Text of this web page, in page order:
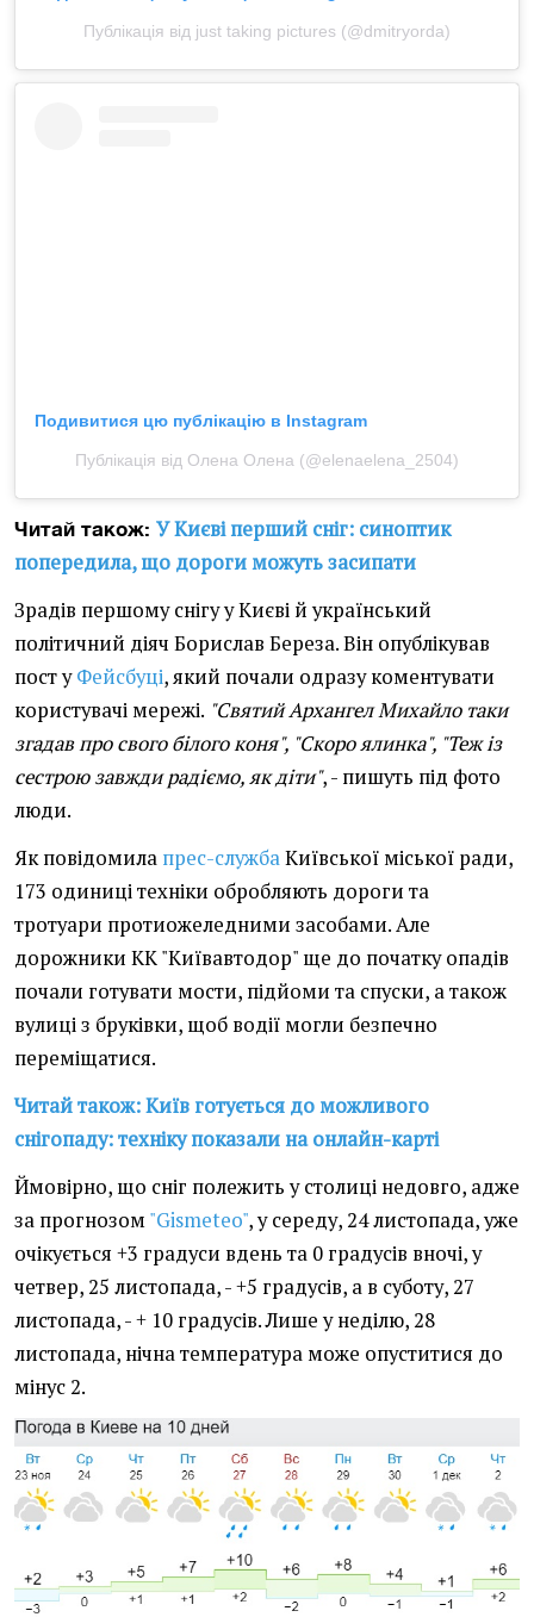
Публікація від just taking pictures (@dmitryorda)
Подивитися цю публікацію в Instagram
Публікація від Олена Олена (@elenaelena_2504)
Читай також: У Києві перший сніг: синоптик
попередила, що дороги можуть засипати
Зрадів першому снігу у Києві й український
політичний діяч Борислав Береза. Він опублікував
пост уФейсбуці, який почали одразу коментувати
користувачі мережі. "Святий Архангел Михайло таки
згадав про свого білого коня", "Скоро ялинка", "Теж із
сестрою завжди радіємо, як діти", - пишуть під фото
люди.
Як повідомила прес-службаКиївської міської ради,
173 одиниці техніки обробляють дороги та
тротуари протиожеледними засобами. Але
дорожники КК "Київавтодор" ще до початку опадів
почали готувати мости, підйоми та спуски, а також
вулиці з бруківки, щоб водії могли безпечно
переміщатися.
Читай також: Київ готується до можливого
снігопаду: техніку показали на онлайн-карті
Ймовірно, що сніг полежить у столиці недовго, адже
за прогнозом"Gismeteo", у середу, 24 листопада, уже
очікується +3 градуси вдень та 0 градусів вночі, у
четвер, 25 листопада, - +5 градусів, а в суботу, 27
листопада, - + 10 градусів. Лише у неділю, 28
листопада, нічна температура може опуститися до
мінус 2.